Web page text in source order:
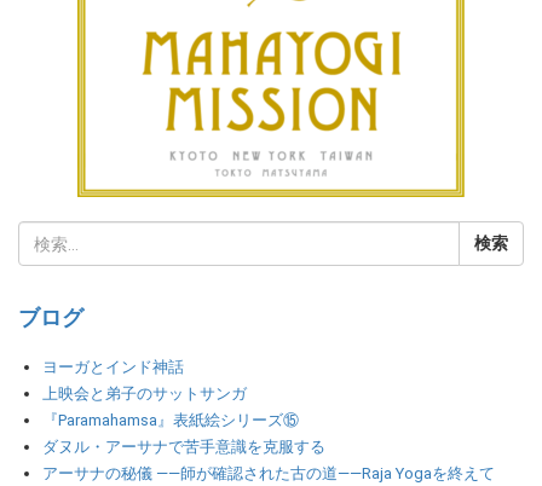
ブログ
ヨーガとインド神話
上映会と弟子のサットサンガ
『Paramahamsa』表紙絵シリーズ⑮
ダヌル・アーサナで苦手意識を克服する
アーサナの秘儀 ――師が確認された古の道――Raja Yogaを終えて